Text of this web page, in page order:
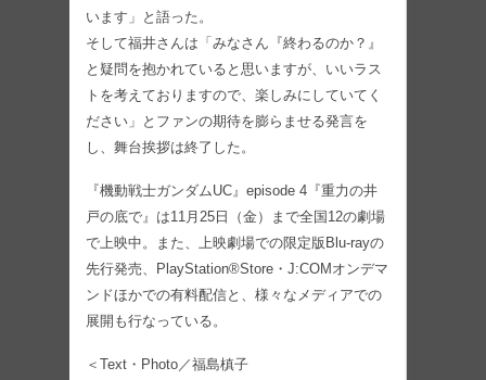
います」と語った。
そして福井さんは「みなさん『終わるのか？』
と疑問を抱かれていると思いますが、いいラス
トを考えておりますので、楽しみにしていてく
ださい」とファンの期待を膨らませる発言を
し、舞台挨拶は終了した。
『機動戦士ガンダムUC』episode 4『重力の井
戸の底で』は11月25日（金）まで全国12の劇場
で上映中。また、上映劇場での限定版Blu-rayの
先行発売、PlayStation®Store・J:COMオンデマ
ンドほかでの有料配信と、様々なメディアでの
展開も行なっている。
＜Text・Photo／福島槙子